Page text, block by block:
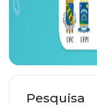
Pesquisa